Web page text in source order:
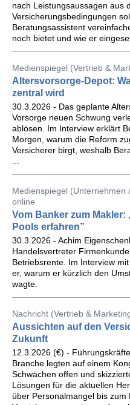
nach Leistungsaussagen aus
Versicherungsbedingungen
Beratungsassistent
noch bietet und wie er
Medienspiegel (Vertrieb &
Altersvorsorge-Depot:
zentral wird
30.3.2026 - Das geplante
Vorsorge neuen Schwung
ablösen. Im Interview erklärt
Morgen, warum die Reform
Versicherer birgt, weshalb
Medienspiegel (Unternehmen
online
Vom Banker zum
Pools erfahren”
30.3.2026 - Achim
Handelsvertreter
Betriebsrente. Im Interview
er, warum er kürzlich den
wagte.
Nachricht (Vertrieb &
Aussichten auf den
Zukunft
12.3.2026 (€) -
Branche legten auf einem
Schwächen offen und
Lösungen für die aktuellen
über Personalmangel bis